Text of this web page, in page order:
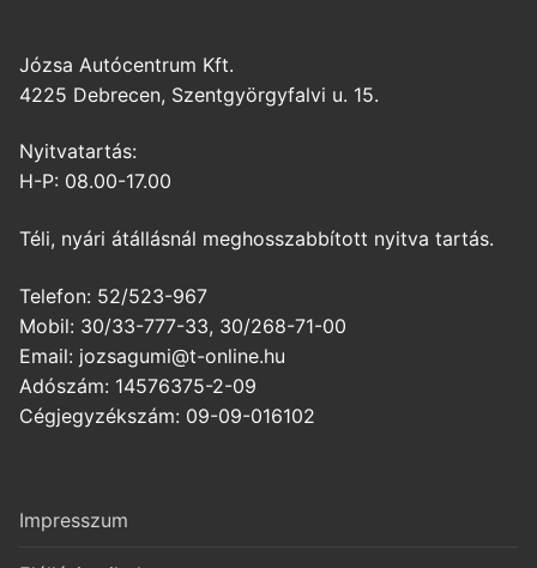
Józsa Autócentrum Kft.
4225 Debrecen, Szentgyörgyfalvi u. 15.
Nyitvatartás:
H-P: 08.00-17.00
Téli, nyári átállásnál meghosszabbított nyitva tartás.
Telefon: 52/523-967
Mobil: 30/33-777-33, 30/268-71-00
Email: jozsagumi@t-online.hu
Adószám: 14576375-2-09
Cégjegyzékszám: 09-09-016102
Impresszum